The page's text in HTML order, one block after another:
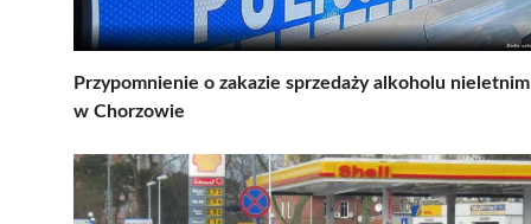
Przypomnienie o zakazie sprzedaży alkoholu nieletnim
w Chorzowie